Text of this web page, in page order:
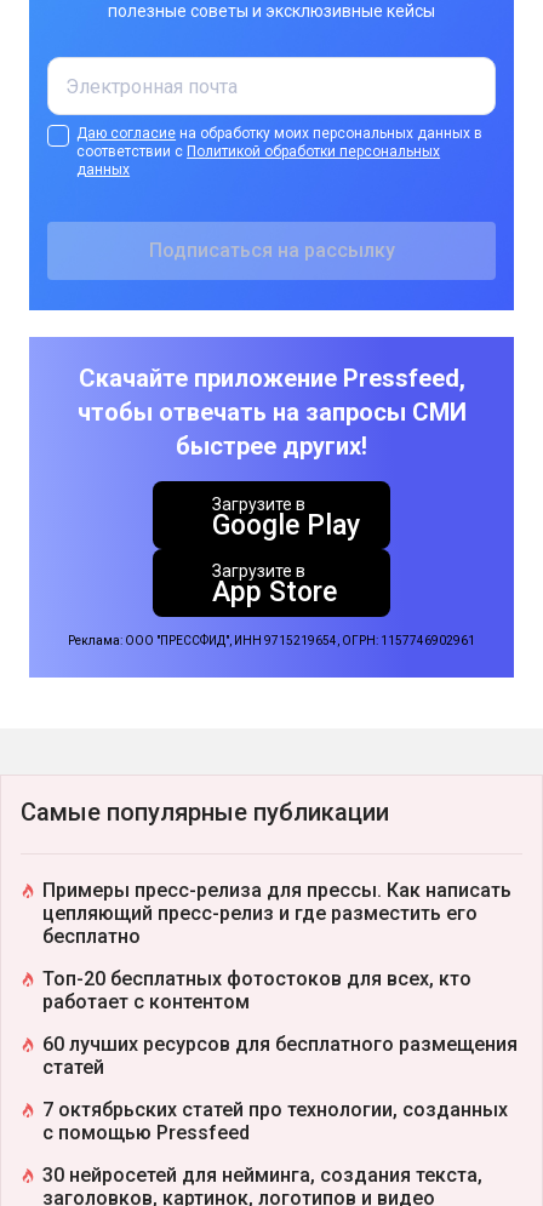
полезные советы и эксклюзивные кейсы
Даю согласие на обработку моих персональных данных в
соответствии с Политикой обработки персональных
данных
Скачайте приложение Pressfeed,
чтобы отвечать на запросы СМИ
быстрее других!
Загрузите в
Google Play
Загрузите в
App Store
Реклама: ООО "ПРЕССФИД", ИНН 9715219654, ОГРН: 1157746902961
Самые популярные публикации
Примеры пресс-релиза для прессы. Как написать
цепляющий пресс-релиз и где разместить его
бесплатно
Топ-20 бесплатных фотостоков для всех, кто
работает с контентом
60 лучших ресурсов для бесплатного размещения
статей
7 октябрьских статей про технологии, созданных
с помощью Pressfeed
30 нейросетей для нейминга, создания текста,
заголовков, картинок, логотипов и видео